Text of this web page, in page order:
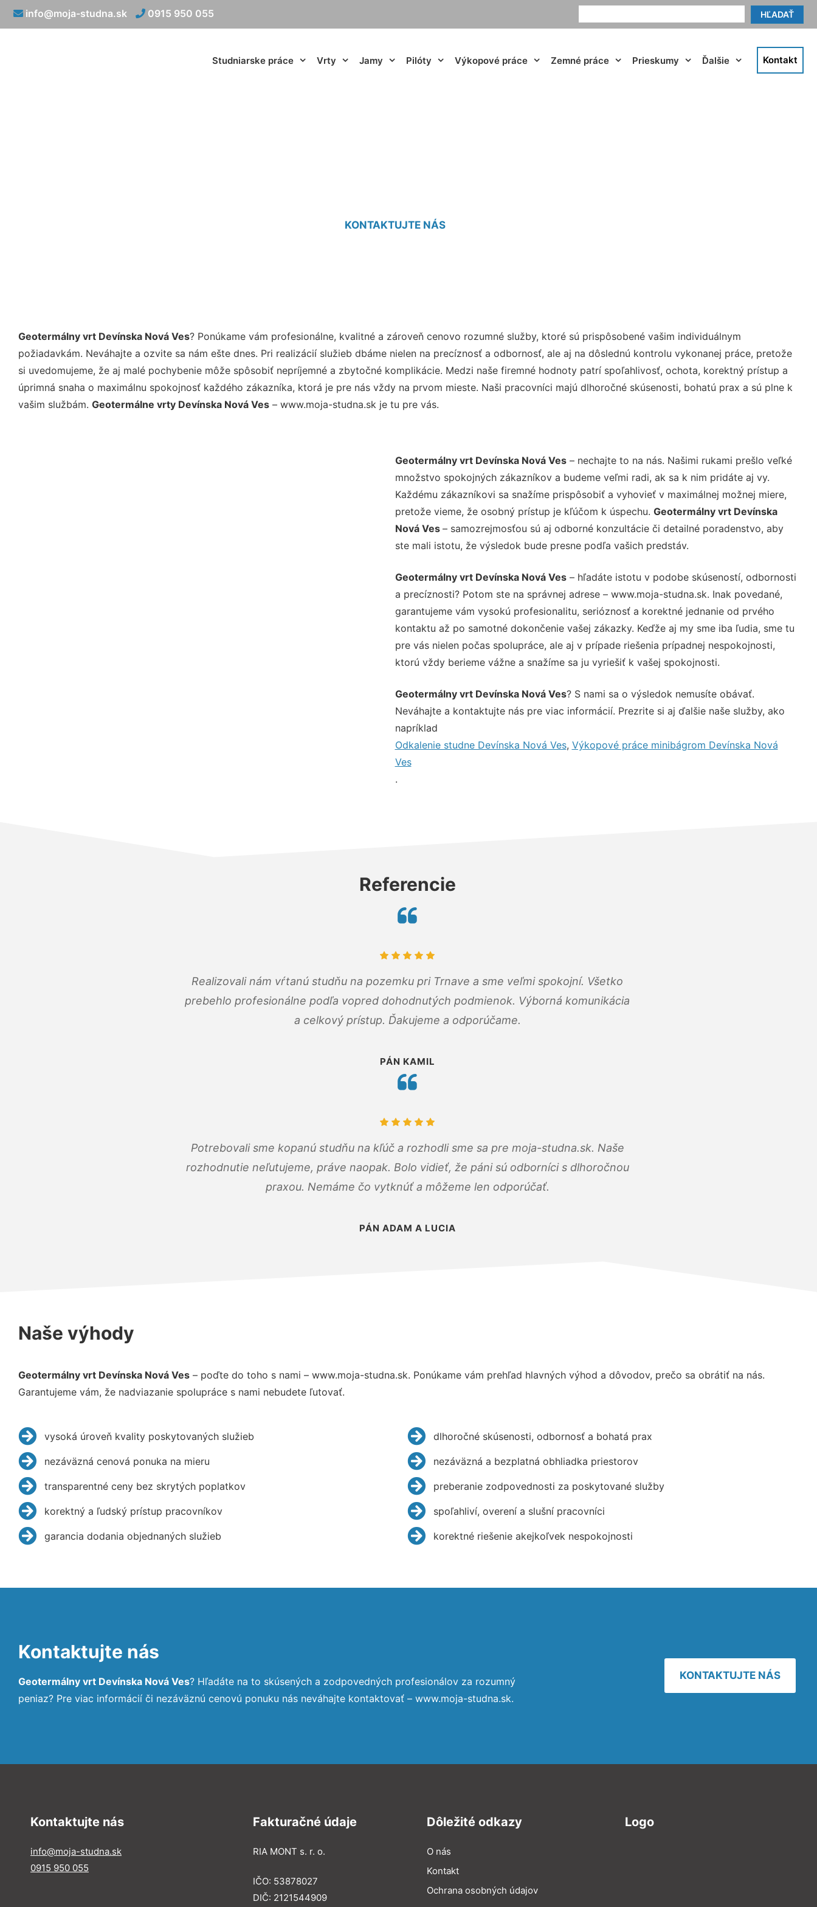
HĽADAŤ
info@moja-studna.sk 0915 950 055
Studniarske práce Vrty Jamy Pilóty Výkopové práce Zemné práce Prieskumy Ďalšie Kontakt
KONTAKTUJTE NÁS
Geotermálny vrt Devínska Nová Ves? Ponúkame vám profesionálne, kvalitné a zároveň cenovo rozumné služby, ktoré sú prispôsobené vašim individuálnym
požiadavkám. Neváhajte a ozvite sa nám ešte dnes. Pri realizácií služieb dbáme nielen na precíznosť a odbornosť, ale aj na dôslednú kontrolu vykonanej práce, pretože
si uvedomujeme, že aj malé pochybenie môže spôsobiť nepríjemné a zbytočné komplikácie. Medzi naše firemné hodnoty patrí spoľahlivosť, ochota, korektný prístup a
úprimná snaha o maximálnu spokojnosť každého zákazníka, ktorá je pre nás vždy na prvom mieste. Naši pracovníci majú dlhoročné skúsenosti, bohatú prax a sú plne k
vašim službám. Geotermálne vrty Devínska Nová Ves – www.moja-studna.sk je tu pre vás.
Geotermálny vrt Devínska Nová Ves– nechajte to na nás. Našimi rukami prešlo veľké
množstvo spokojných zákazníkov a budeme veľmi radi, ak sa k nim pridáte aj vy.
Každému zákazníkovi sa snažíme prispôsobiť a vyhovieť v maximálnej možnej miere,
pretože vieme, že osobný prístup je kľúčom k úspechu. Geotermálny vrt Devínska
Nová Ves – samozrejmosťou sú aj odborné konzultácie či detailné poradenstvo, aby
ste mali istotu, že výsledok bude presne podľa vašich predstáv.
Geotermálny vrt Devínska Nová Ves– hľadáte istotu v podobe skúseností, odbornosti
a precíznosti? Potom ste na správnej adrese – www.moja-studna.sk. Inak povedané,
garantujeme vám vysokú profesionalitu, serióznosť a korektné jednanie od prvého
kontaktu až po samotné dokončenie vašej zákazky. Keďže aj my sme iba ľudia, sme tu
pre vás nielen počas spolupráce, ale aj v prípade riešenia prípadnej nespokojnosti,
ktorú vždy berieme vážne a snažíme sa ju vyriešiť k vašej spokojnosti.
Geotermálny vrt Devínska Nová Ves? S nami sa o výsledok nemusíte obávať.
Neváhajte a kontaktujte nás pre viac informácií. Prezrite si aj ďalšie naše služby, ako
napríklad
Odkalenie studne Devínska Nová Ves, Výkopové práce minibágrom Devínska Nová
Ves
.
Referencie
Realizovali nám vŕtanú studňu na pozemku pri Trnave a sme veľmi spokojní. Všetko
prebehlo profesionálne podľa vopred dohodnutých podmienok. Výborná komunikácia
a celkový prístup. Ďakujeme a odporúčame.
PÁN KAMIL
Potrebovali sme kopanú studňu na kľúč a rozhodli sme sa pre moja-studna.sk. Naše
rozhodnutie neľutujeme, práve naopak. Bolo vidieť, že páni sú odborníci s dlhoročnou
praxou. Nemáme čo vytknúť a môžeme len odporúčať.
PÁN ADAM A LUCIA
Naše výhody
Geotermálny vrt Devínska Nová Ves – poďte do toho s nami – www.moja-studna.sk. Ponúkame vám prehľad hlavných výhod a dôvodov, prečo sa obrátiť na nás.
Garantujeme vám, že nadviazanie spolupráce s nami nebudete ľutovať.
vysoká úroveň kvality poskytovaných služieb
nezáväzná cenová ponuka na mieru
transparentné ceny bez skrytých poplatkov
korektný a ľudský prístup pracovníkov
garancia dodania objednaných služieb
dlhoročné skúsenosti, odbornosť a bohatá prax
nezáväzná a bezplatná obhliadka priestorov
preberanie zodpovednosti za poskytované služby
spoľahliví, overení a slušní pracovníci
korektné riešenie akejkoľvek nespokojnosti
Kontaktujte nás
Geotermálny vrt Devínska Nová Ves? Hľadáte na to skúsených a zodpovedných profesionálov za rozumný
peniaz? Pre viac informácií či nezáväznú cenovú ponuku nás neváhajte kontaktovať – www.moja-studna.sk.
KONTAKTUJTE NÁS
Kontaktujte nás
info@moja-studna.sk
0915 950 055
Fakturačné údaje
RIA MONT s. r. o.
IČO: 53878027
DIČ: 2121544909
Dôležité odkazy
O nás
Kontakt
Ochrana osobných údajov
Logo